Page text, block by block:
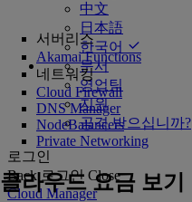
中文
日本語
한국어
문서
영업팀
지원
공격 받으십니까?
로그인
Back 로그인 Close
Cloud Manager
서버리스
Akamai Functions
네트워킹
Cloud Firewall
DNS Manager
NodeBalancers
Private Networking
클라우드 요금 보기